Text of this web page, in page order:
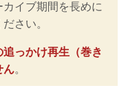
イブ期間を長めに
さい。
追っかけ再生（巻き
ん。